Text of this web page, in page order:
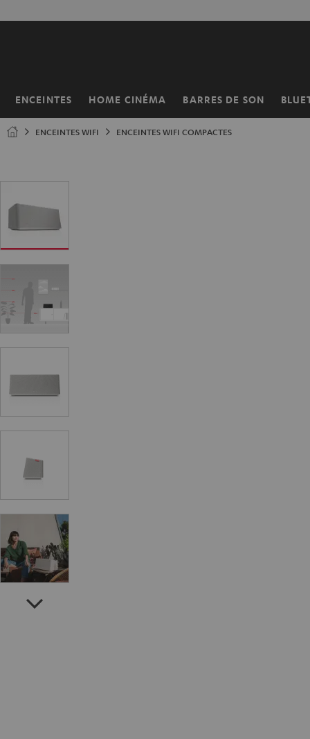
50%
ENCEINTES HOME CINÉMA BARRES DE SON
Page
d’accueil
ENCEINTES WIFI ENCEINTES WIFI COMPACTES